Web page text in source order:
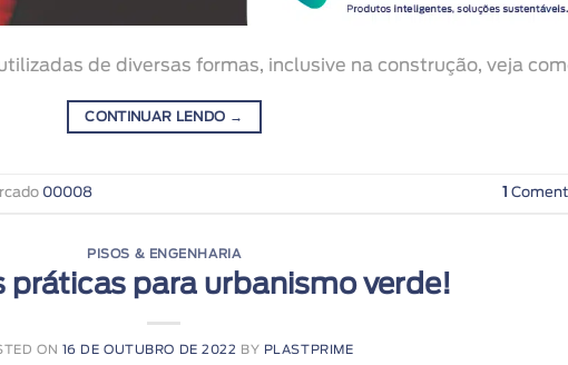
de diversas formas, inclusive na construção, veja
CONTINUAR LENDO →
00008 1
PISOS & ENGENHARIA
práticas para urbanismo verde!
ON 16 DE OUTUBRO DE 2022 BY PLASTPRIME